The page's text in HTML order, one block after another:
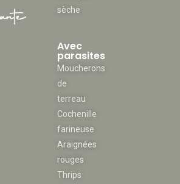
sèche
Avec
parasites
Moucherons
de
terreau
Cochenille
farineuse
Araignées
rouges
Thrips